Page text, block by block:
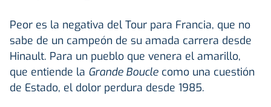
Peor es la negativa del Tour para Francia, que no
sabe de un campeón de su amada carrera desde
Hinault. Para un pueblo que venera el amarillo,
que entiende la Grande Boucle como una cuestión
de Estado, el dolor perdura desde 1985.